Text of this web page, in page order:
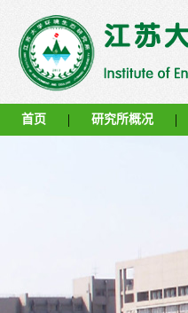
首页 | 研究所概况 |